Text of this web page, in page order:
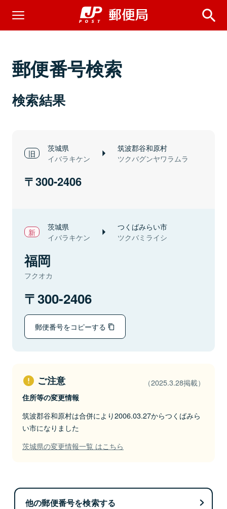
郵便番号検索
検索結果
茨城県
イバラキケン
筑波郡谷和原村
ツクバグンヤワラムラ
300-2406
茨城県
イバラキケン
つくばみらい市
ツクバミライシ
福岡
フクオカ
300-2406
郵便番号をコピーする
ご注意 （2025.3.28掲載）
住所等の変更情報
筑波郡谷和原村は合併により2006.03.27からつくばみら
い市になりました
茨城県の変更情報一覧 はこちら
他の郵便番号を検索する